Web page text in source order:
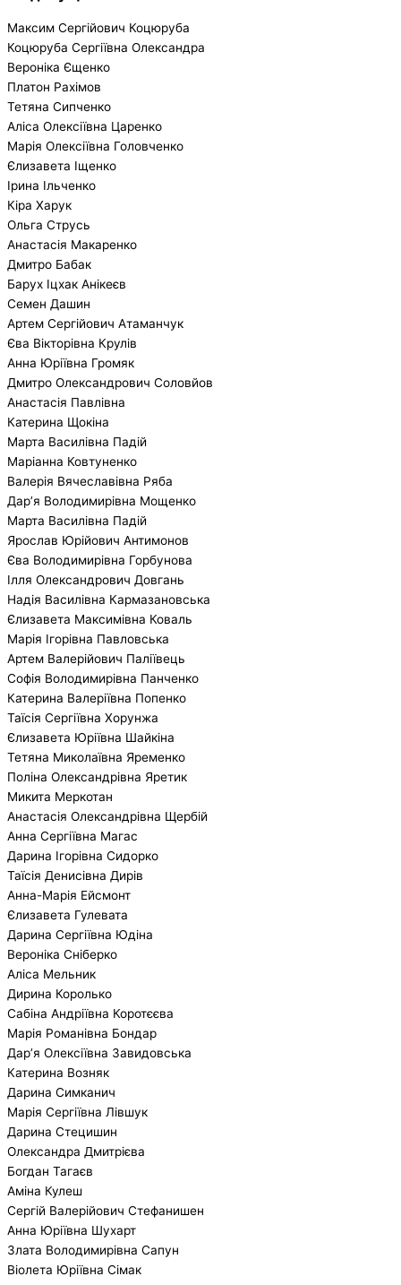
Максим Сергійович Коцюруба
Коцюруба Сергіївна Олександра
Вероніка Єщенко
Платон Рахімов
Тетяна Сипченко
Аліса Олексіївна Царенко
Марія Олексіївна Головченко
Єлизавета Іщенко
Ірина Ільченко
Кіра Харук
Ольга Струсь
Анастасія Макаренко
Дмитро Бабак
Барух Іцхак Анікеєв
Семен Дашин
Артем Сергійович Атаманчук
Єва Вікторівна Крулів
Анна Юріївна Громяк
Дмитро Олександрович Соловйов
Анастасія Павлівна
Катерина Щокіна
Марта Василівна Падій
Маріанна Ковтуненко
Валерія Вячеславівна Ряба
Дар’я Володимирівна Мощенко
Марта Василівна Падій
Ярослав Юрійович Антимонов
Єва Володимирівна Горбунова
Ілля Олександрович Довгань
Надія Василівна Кармазановська
Єлизавета Максимівна Коваль
Марія Ігорівна Павловська
Артем Валерійович Паліївець
Софія Володимирівна Панченко
Катерина Валеріївна Попенко
Таїсія Сергіївна Хорунжа
Єлизавета Юріївна Шайкіна
Тетяна Миколаївна Яременко
Поліна Олександрівна Яретик
Микита Меркотан
Анастасія Олександрівна Щербій
Анна Сергіївна Магас
Дарина Ігорівна Сидорко
Таїсія Денисівна Дирів
Анна-Марія Ейсмонт
Єлизавета Гулевата
Дарина Сергіївна Юдіна
Вероніка Сніберко
Аліса Мельник
Дирина Королько
Сабіна Андріївна Коротєєва
Марія Романівна Бондар
Дар’я Олексіївна Завидовська
Катерина Возняк
Дарина Симканич
Марія Сергіївна Лівшук
Дарина Стецишин
Олександра Дмитрієва
Богдан Тагаєв
Аміна Кулеш
Сергій Валерійович Стефанишен
Анна Юріївна Шухарт
Злата Володимирівна Сапун
Віолета Юріївна Сімак